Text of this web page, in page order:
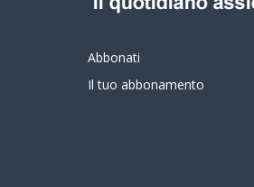
Abbonati
Il tuo abbonamento